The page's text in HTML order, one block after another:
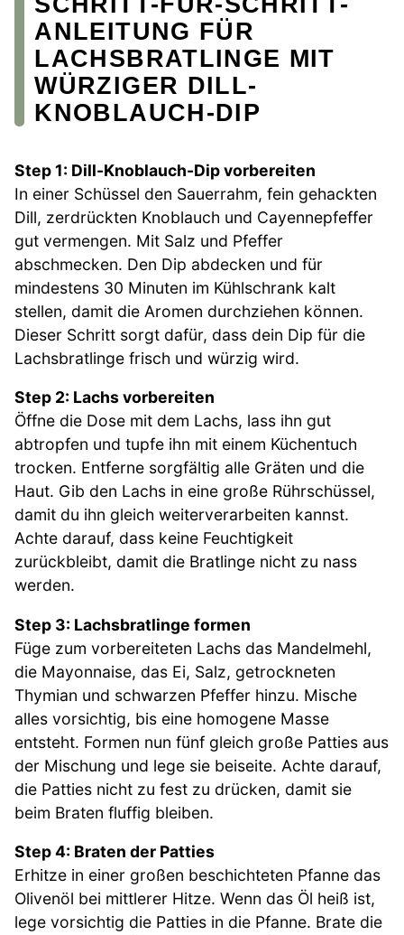
ANLEITUNG FÜR
LACHSBRATLINGE MIT
WÜRZIGER DILL-
KNOBLAUCH-DIP
Step 1: Dill-Knoblauch-Dip vorbereiten
In einer Schüssel den Sauerrahm, fein gehackten
Dill, zerdrückten Knoblauch und Cayennepfeffer
gut vermengen. Mit Salz und Pfeffer
abschmecken. Den Dip abdecken und für
mindestens 30 Minuten im Kühlschrank kalt
stellen, damit die Aromen durchziehen können.
Dieser Schritt sorgt dafür, dass dein Dip für die
Lachsbratlinge frisch und würzig wird.
Step 2: Lachs vorbereiten
Öffne die Dose mit dem Lachs, lass ihn gut
abtropfen und tupfe ihn mit einem Küchentuch
trocken. Entferne sorgfältig alle Gräten und die
Haut. Gib den Lachs in eine große Rührschüssel,
damit du ihn gleich weiterverarbeiten kannst.
Achte darauf, dass keine Feuchtigkeit
zurückbleibt, damit die Bratlinge nicht zu nass
werden.
Step 3: Lachsbratlinge formen
Füge zum vorbereiteten Lachs das Mandelmehl,
die Mayonnaise, das Ei, Salz, getrockneten
Thymian und schwarzen Pfeffer hinzu. Mische
alles vorsichtig, bis eine homogene Masse
entsteht. Formen nun fünf gleich große Patties aus
der Mischung und lege sie beiseite. Achte darauf,
die Patties nicht zu fest zu drücken, damit sie
beim Braten fluffig bleiben.
Step 4: Braten der Patties
Erhitze in einer großen beschichteten Pfanne das
Olivenöl bei mittlerer Hitze. Wenn das Öl heiß ist,
lege vorsichtig die Patties in die Pfanne. Brate die